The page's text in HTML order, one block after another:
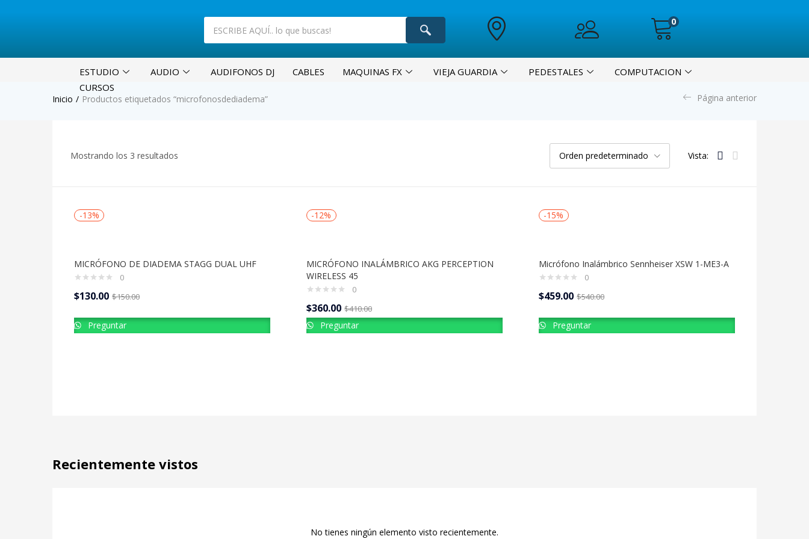
0
ESTUDIO AUDIO AUDIFONOS DJ CABLES MAQUINAS FX VIEJA GUARDIA PEDESTALES
COMPUTACION
CURSOS
Inicio Productos etiquetados “microfonosdediadema” Página anterior
Mostrando los 3 resultados Orden predeterminado Vista:
-13%
MICRÓFONO DE DIADEMA STAGG DUAL UHF
0
$130.00 $150.00
Preguntar
-12%
MICRÓFONO INALÁMBRICO AKG PERCEPTION
WIRELESS 45
0
$360.00 $410.00
Preguntar
-15%
Micrófono Inalámbrico Sennheiser XSW 1-ME3-A
0
$459.00 $540.00
Preguntar
Recientemente vistos
No tienes ningún elemento visto recientemente.